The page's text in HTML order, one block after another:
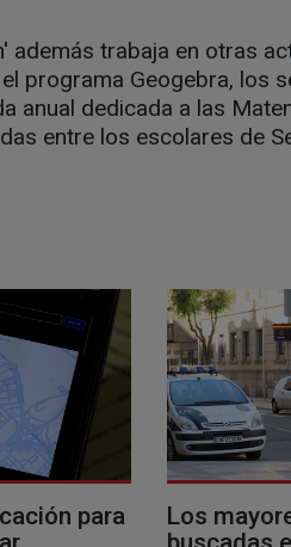
además trabaja en otras
programa Geogebra, los
anual dedicada a las
entre los escolares de
para
Los